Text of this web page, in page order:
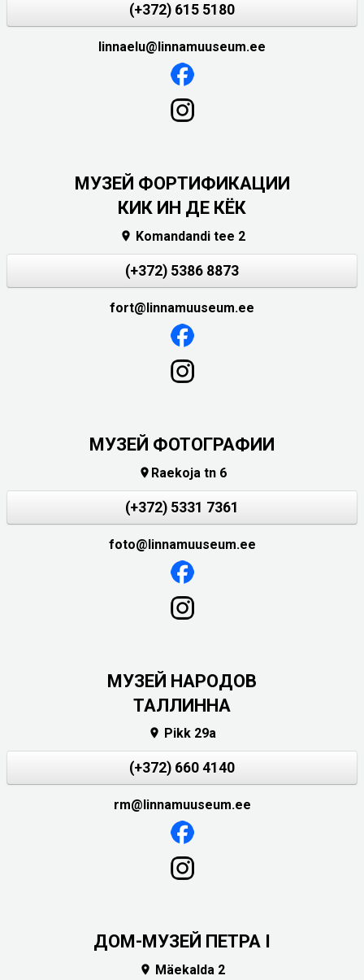
(+372) 615 5180
linnaelu@linnamuuseum.ee
МУЗЕЙ ФОРТИФИКАЦИИ
КИК ИН ДЕ КЁК
 Komandandi tee 2
(+372) 5386 8873
fort@linnamuuseum.ee
МУЗЕЙ ФОТОГРАФИИ
 Raekoja tn 6
(+372) 5331 7361
foto@linnamuuseum.ee
MУЗЕЙ НАРОДОВ
ТАЛЛИННА
 Pikk 29a
(+372) 660 4140
rm@linnamuuseum.ee
ДОМ-МУЗЕЙ ПЕТРА I
 Mäekalda 2